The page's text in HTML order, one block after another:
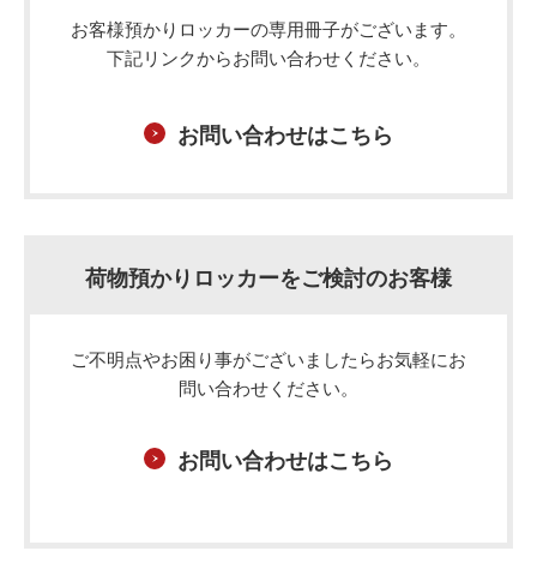
お客様預かりロッカーの専用冊子がございます。
下記リンクからお問い合わせください。
お問い合わせはこちら
荷物預かりロッカーをご検討のお客様
ご不明点やお困り事がございましたらお気軽にお
問い合わせください。
お問い合わせはこちら